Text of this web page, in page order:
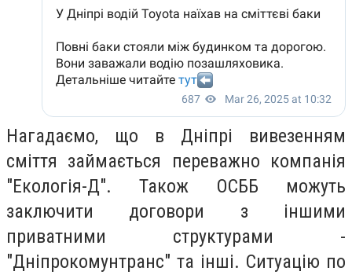
Нагадаємо, що в Дніпрі вивезенням
сміття займається переважно компанія
"Екологія-Д". Також ОСББ можуть
заключити договори з іншими
приватними структурами -
"Дніпрокомунтранс" та інші. Ситуацію по